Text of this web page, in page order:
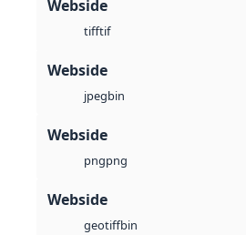
Webside
tifftif
Webside
jpegbin
Webside
pngpng
Webside
geotiffbin